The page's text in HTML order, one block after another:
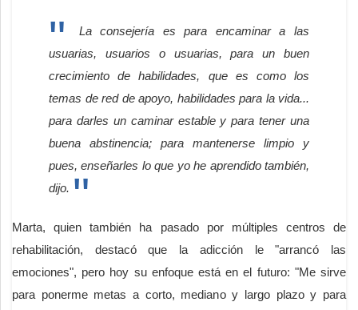
La consejería es para encaminar a las
usuarias, usuarios o usuarias, para un buen
crecimiento de habilidades, que es como los
temas de red de apoyo, habilidades para la vida...
para darles un caminar estable y para tener una
buena abstinencia; para mantenerse limpio y
pues, enseñarles lo que yo he aprendido también,
dijo.
Marta, quien también ha pasado por múltiples centros de
rehabilitación, destacó que la adicción le "arrancó las
emociones", pero hoy su enfoque está en el futuro: "Me sirve
para ponerme metas a corto, mediano y largo plazo y para